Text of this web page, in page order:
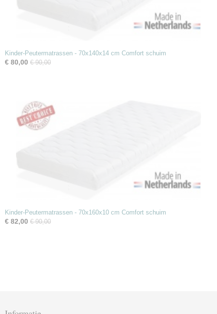
Kinder-Peutermatrassen - 70x140x14 cm Comfort schuim
€ 80,00 € 90,00
Kinder-Peutermatrassen - 70x160x10 cm Comfort schuim
€ 82,00 € 90,00